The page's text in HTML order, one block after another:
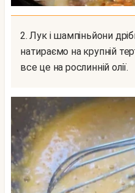
2. Лук і шампіньйони дрібно нарізаємо, моркву
натираємо на крупній
все це на рослинній олії.